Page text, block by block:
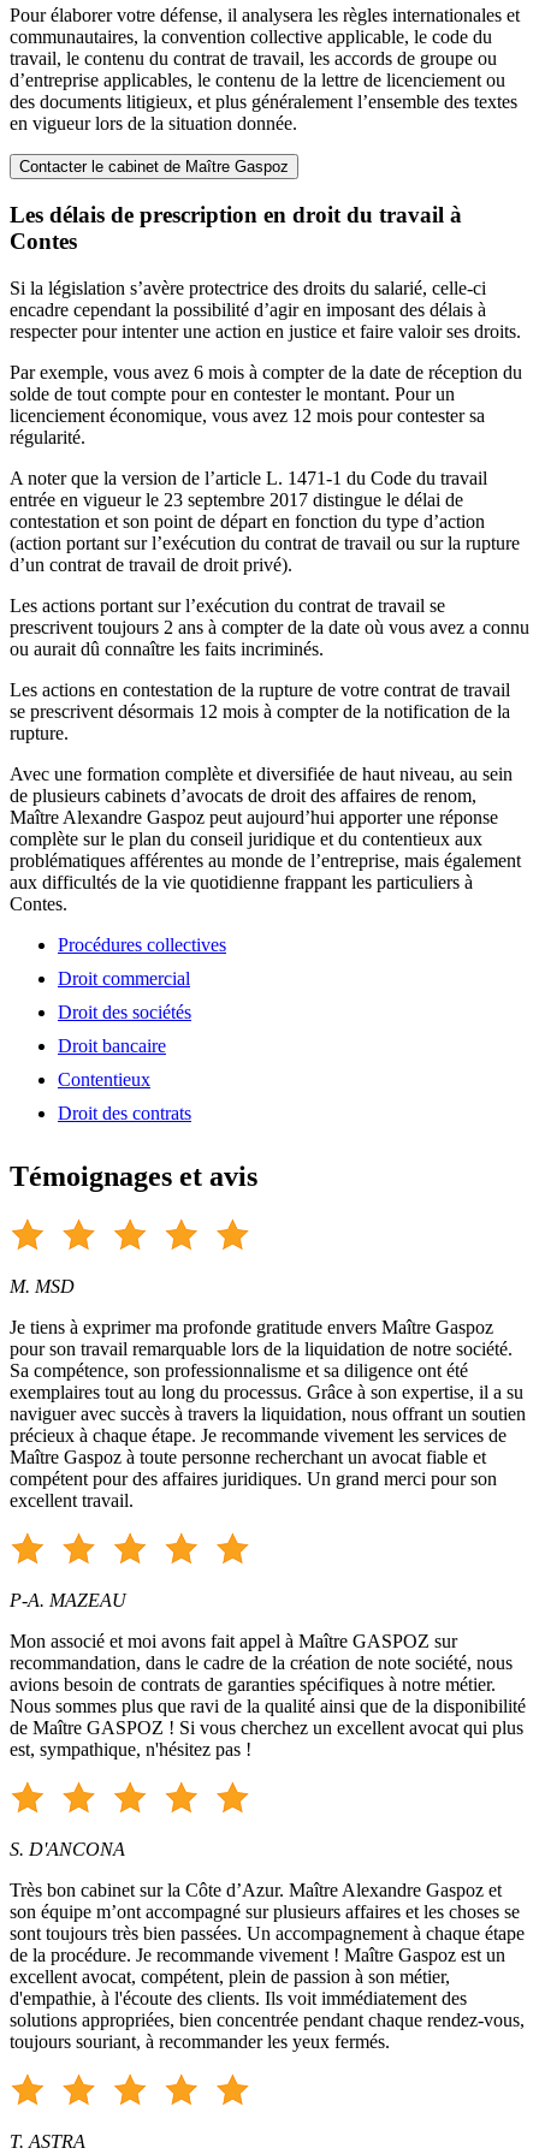
Pour élaborer votre défense, il analysera les règles internationales et
communautaires, la convention collective applicable, le code du
travail, le contenu du contrat de travail, les accords de groupe ou
d’entreprise applicables, le contenu de la lettre de licenciement ou
des documents litigieux, et plus généralement l’ensemble des textes
en vigueur lors de la situation donnée.
Contacter le cabinet de Maître Gaspoz
Les délais de prescription en droit du travail à
Contes
Si la législation s’avère protectrice des droits du salarié, celle-ci
encadre cependant la possibilité d’agir en imposant des délais à
respecter pour intenter une action en justice et faire valoir ses droits.
Par exemple, vous avez 6 mois à compter de la date de réception du
solde de tout compte pour en contester le montant. Pour un
licenciement économique, vous avez 12 mois pour contester sa
régularité.
A noter que la version de l’article L. 1471-1 du Code du travail
entrée en vigueur le 23 septembre 2017 distingue le délai de
contestation et son point de départ en fonction du type d’action
(action portant sur l’exécution du contrat de travail ou sur la rupture
d’un contrat de travail de droit privé).
Les actions portant sur l’exécution du contrat de travail se
prescrivent toujours 2 ans à compter de la date où vous avez a connu
ou aurait dû connaître les faits incriminés.
Les actions en contestation de la rupture de votre contrat de travail
se prescrivent désormais 12 mois à compter de la notification de la
rupture.
Avec une formation complète et diversifiée de haut niveau, au sein
de plusieurs cabinets d’avocats de droit des affaires de renom,
Maître Alexandre Gaspoz peut aujourd’hui apporter une réponse
complète sur le plan du conseil juridique et du contentieux aux
problématiques afférentes au monde de l’entreprise, mais également
aux difficultés de la vie quotidienne frappant les particuliers à
Contes.
Procédures collectives
Droit commercial
Droit des sociétés
Droit bancaire
Contentieux
Droit des contrats
Témoignages et avis
M. MSD
Je tiens à exprimer ma profonde gratitude envers Maître Gaspoz
pour son travail remarquable lors de la liquidation de notre société.
Sa compétence, son professionnalisme et sa diligence ont été
exemplaires tout au long du processus. Grâce à son expertise, il a su
naviguer avec succès à travers la liquidation, nous offrant un soutien
précieux à chaque étape. Je recommande vivement les services de
Maître Gaspoz à toute personne recherchant un avocat fiable et
compétent pour des affaires juridiques. Un grand merci pour son
excellent travail.
P-A. MAZEAU
Mon associé et moi avons fait appel à Maître GASPOZ sur
recommandation, dans le cadre de la création de note société, nous
avions besoin de contrats de garanties spécifiques à notre métier.
Nous sommes plus que ravi de la qualité ainsi que de la disponibilité
de Maître GASPOZ ! Si vous cherchez un excellent avocat qui plus
est, sympathique, n'hésitez pas !
S. D'ANCONA
Très bon cabinet sur la Côte d’Azur. Maître Alexandre Gaspoz et
son équipe m’ont accompagné sur plusieurs affaires et les choses se
sont toujours très bien passées. Un accompagnement à chaque étape
de la procédure. Je recommande vivement ! Maître Gaspoz est un
excellent avocat, compétent, plein de passion à son métier,
d'empathie, à l'écoute des clients. Ils voit immédiatement des
solutions appropriées, bien concentrée pendant chaque rendez-vous,
toujours souriant, à recommander les yeux fermés.
T. ASTRA